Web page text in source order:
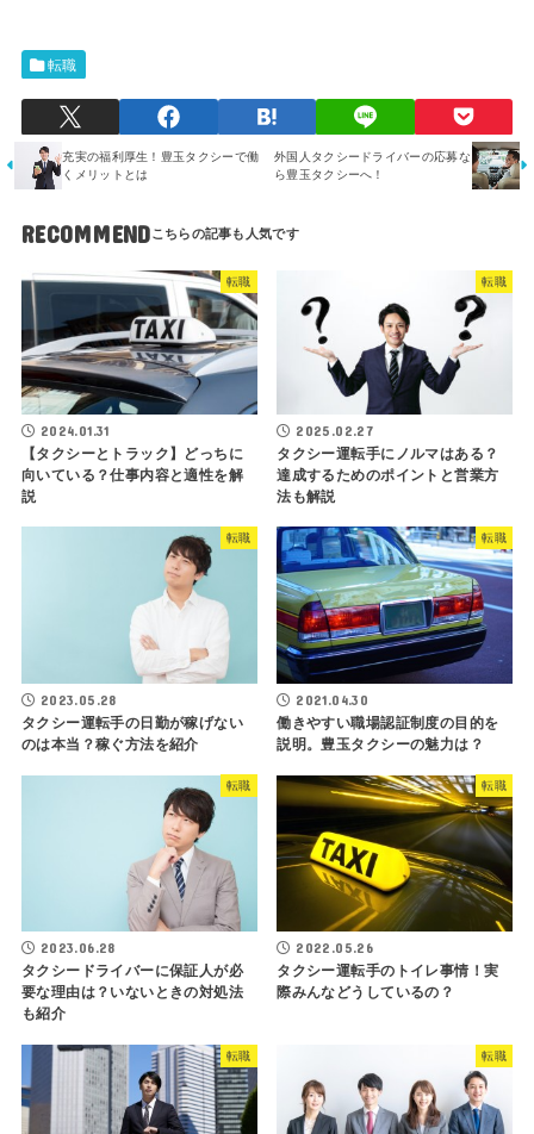
転職
充実の福利厚生！豊玉タクシーで働
くメリットとは
外国人タクシードライバーの応募な
ら豊玉タクシーへ！
RECOMMEND
転職
2024.01.31
【タクシーとトラック】どっちに
向いている？仕事内容と適性を解
説
転職
2025.02.27
タクシー運転手にノルマはある？
達成するためのポイントと営業方
法も解説
転職
2023.05.28
タクシー運転手の日勤が稼げない
のは本当？稼ぐ方法を紹介
転職
2021.04.30
働きやすい職場認証制度の目的を
説明。豊玉タクシーの魅力は？
転職
2023.06.28
タクシードライバーに保証人が必
要な理由は？いないときの対処法
も紹介
転職
2022.05.26
タクシー運転手のトイレ事情！実
際みんなどうしているの？
転職 転職